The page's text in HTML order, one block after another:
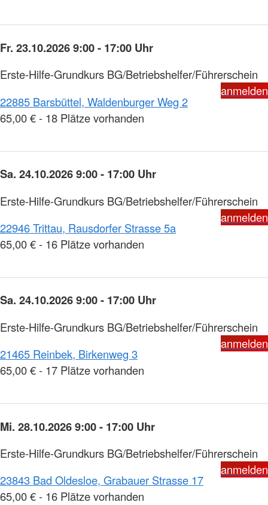
Fr. 23.10.2026 9:00 - 17:00 Uhr
Erste-Hilfe-Grundkurs BG/Betriebshelfer/Führerschein
anmelden
22885 Barsbüttel, Waldenburger Weg 2
65,00 € - 18 Plätze vorhanden
Sa. 24.10.2026 9:00 - 17:00 Uhr
Erste-Hilfe-Grundkurs BG/Betriebshelfer/Führerschein
anmelden
22946 Trittau, Rausdorfer Strasse 5a
65,00 € - 16 Plätze vorhanden
Sa. 24.10.2026 9:00 - 17:00 Uhr
Erste-Hilfe-Grundkurs BG/Betriebshelfer/Führerschein
anmelden
21465 Reinbek, Birkenweg 3
65,00 € - 17 Plätze vorhanden
Mi. 28.10.2026 9:00 - 17:00 Uhr
Erste-Hilfe-Grundkurs BG/Betriebshelfer/Führerschein
anmelden
23843 Bad Oldesloe, Grabauer Strasse 17
65,00 € - 16 Plätze vorhanden